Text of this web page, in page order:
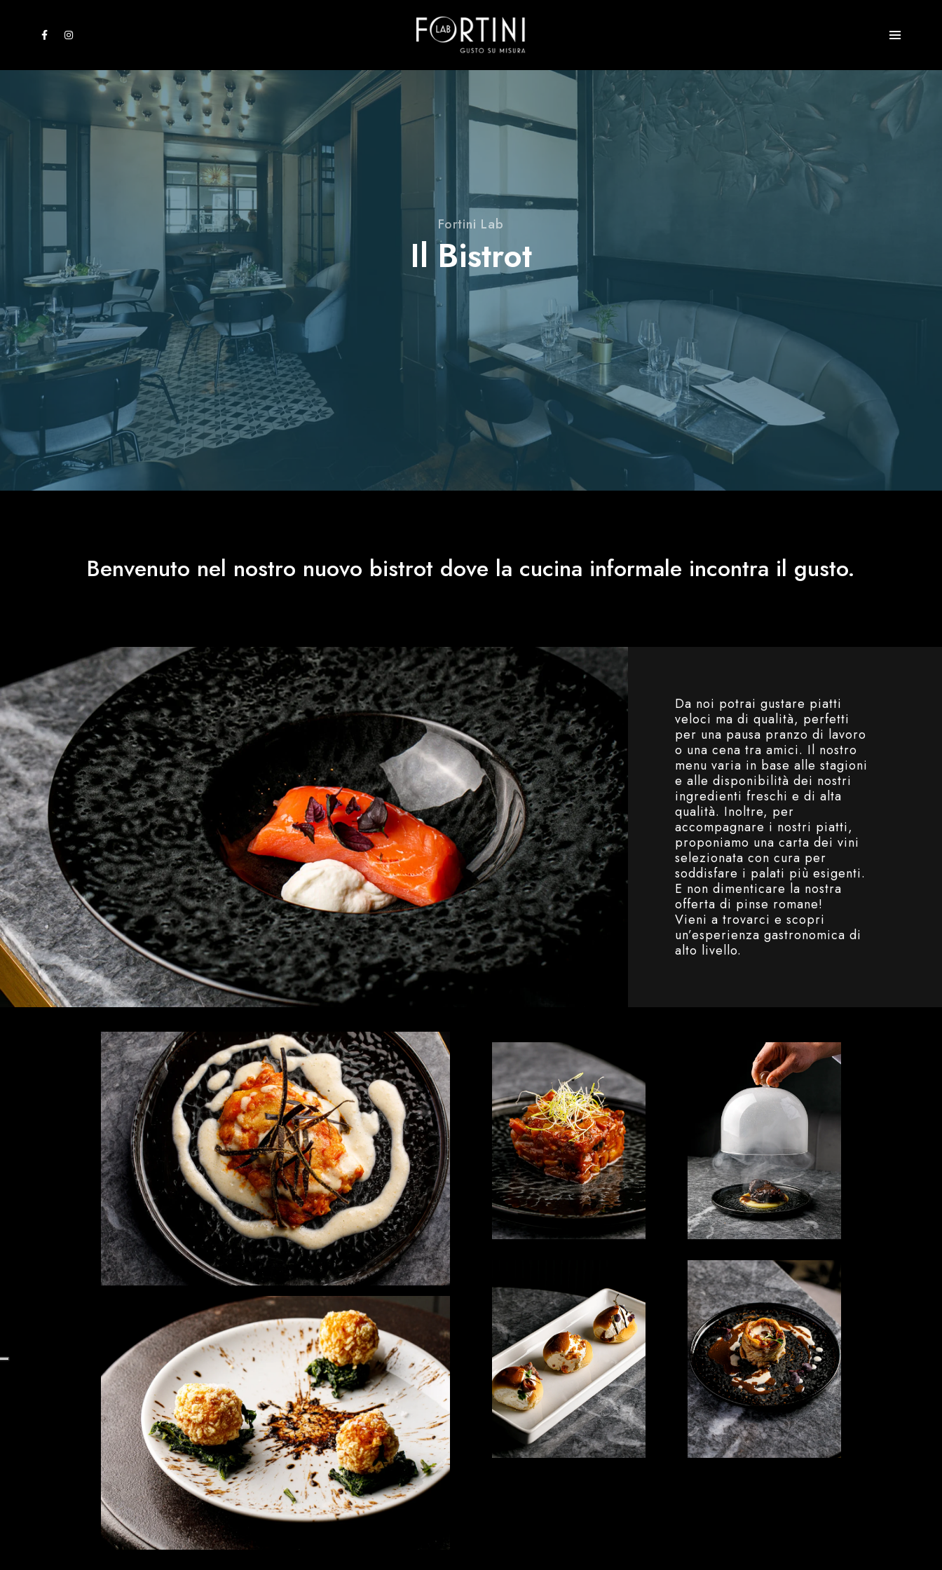
Fortini Lab
Il Bistrot
Benvenuto nel nostro nuovo bistrot dove la cucina informale incontra il gusto.
Da noi potrai gustare piatti
veloci ma di qualità, perfetti
per una pausa pranzo di lavoro
o una cena tra amici. Il nostro
menu varia in base alle stagioni
e alle disponibilità dei nostri
ingredienti freschi e di alta
qualità. Inoltre, per
accompagnare i nostri piatti,
proponiamo una carta dei vini
selezionata con cura per
soddisfare i palati più esigenti.
E non dimenticare la nostra
offerta di pinse romane!
Vieni a trovarci e scopri
un’esperienza gastronomica di
alto livello.